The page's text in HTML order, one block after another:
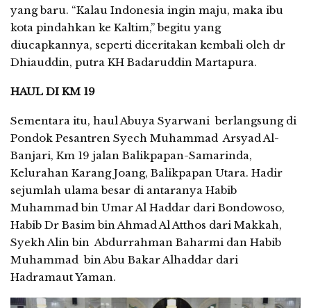
yang baru. “Kalau Indonesia ingin maju, maka ibu
kota pindahkan ke Kaltim,” begitu yang
diucapkannya, seperti diceritakan kembali oleh dr
Dhiauddin, putra KH Badaruddin Martapura.
HAUL DI KM 19
Sementara itu, haul Abuya Syarwani berlangsung di
Pondok Pesantren Syech Muhammad Arsyad Al-
Banjari, Km 19 jalan Balikpapan-Samarinda,
Kelurahan Karang Joang, Balikpapan Utara. Hadir
sejumlah ulama besar di antaranya Habib
Muhammad bin Umar Al Haddar dari Bondowoso,
Habib Dr Basim bin Ahmad Al Atthos dari Makkah,
Syekh Alin bin Abdurrahman Baharmi dan Habib
Muhammad bin Abu Bakar Alhaddar dari
Hadramaut Yaman.